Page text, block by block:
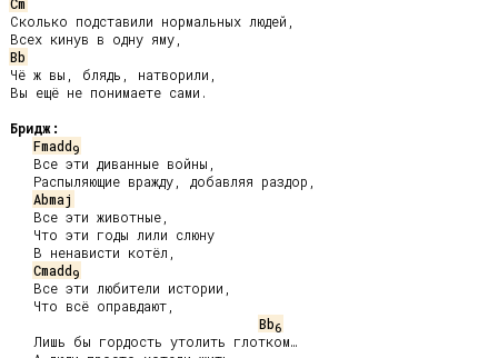
Сколько подставили нормальных людей,
Bb
Чё ж вы, блядь, натворили,
Вы ещё не понимаете сами.
Бридж:
Fmadd9
Abmaj
Cmadd9
Bb6